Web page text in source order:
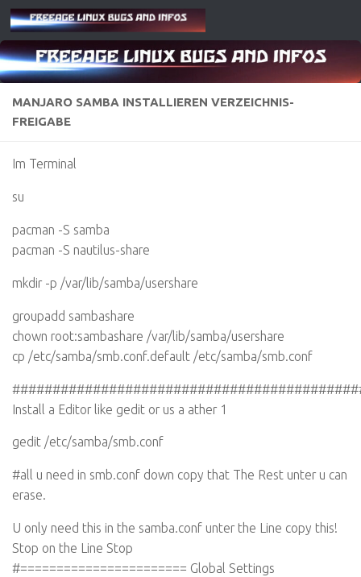
Zum Inhalt springen
MANJARO SAMBA INSTALLIEREN VERZEICHNIS-
FREIGABE
Im Terminal
su
pacman -S samba
pacman -S nautilus-share
mkdir -p /var/lib/samba/usershare
groupadd sambashare
chown root:sambashare /var/lib/samba/usershare
cp /etc/samba/smb.conf.default /etc/samba/smb.conf
Install a Editor like gedit or us a ather 1
gedit /etc/samba/smb.conf
#all u need in smb.conf down copy that The Rest unter u can
erase.
U only need this in the samba.conf unter the Line copy this!
Stop on the Line Stop
#======================= Global Settings